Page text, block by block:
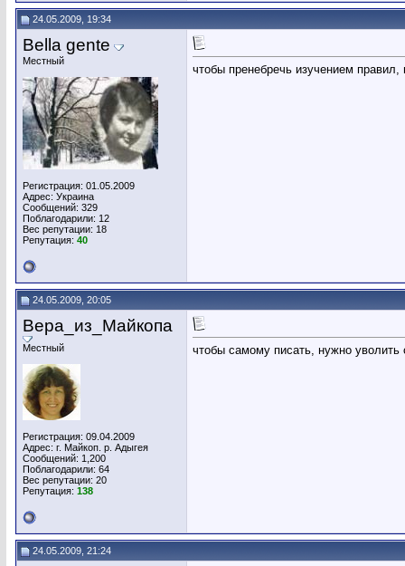
24.05.2009, 19:34
Bella gente
Местный
Регистрация: 01.05.2009
Адрес: Украина
Сообщений: 329
Поблагодарили: 12
Вес репутации: 18
Репутация: 40
чтобы пренебречь изучением
24.05.2009, 20:05
Вера_из_Майкопа
Местный
Регистрация: 09.04.2009
Адрес: г. Майкоп. р. Адыгея
Сообщений: 1,200
Поблагодарили: 64
Вес репутации: 20
Репутация: 138
чтобы самому писать, нужно уволить
24.05.2009, 21:24